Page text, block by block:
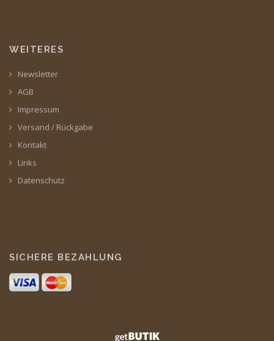
WEITERES
Newsletter
AGB
Impressum
Versand / Rückgabe
Kontakt
Links
Datenschutz
SICHERE BEZAHLUNG